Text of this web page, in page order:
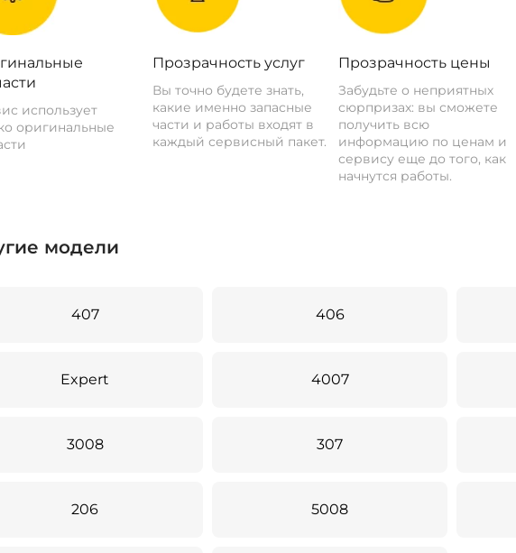
использует
оригинальные
Прозрачность услуг
Вы точно будете знать,
какие именно запасные
части и работы входят в
каждый сервисный пакет.
Прозрачность цены
Забудьте о неприятных
сюрпризах: вы сможете
получить всю
информацию по ценам и
сервису еще до того, как
начнутся работы.
модели
407 406
Expert 4007
3008 307
206 5008